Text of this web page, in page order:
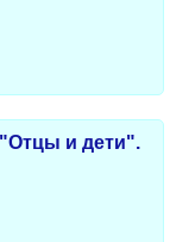
"Отцы и дети".